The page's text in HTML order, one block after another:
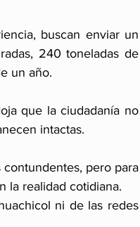
buscan enviar un
240 toneladas de
un año.
que la ciudadanía no
intactas.
pero para
la realidad cotidiana.
ni de las redes